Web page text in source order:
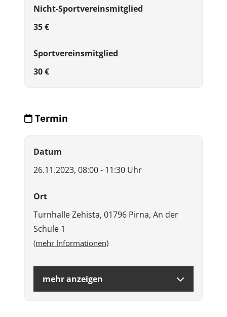
Nicht-Sportvereinsmitglied
35 €
Sportvereinsmitglied
30 €
Termin
Datum
26.11.2023, 08:00 - 11:30 Uhr
Ort
Turnhalle Zehista, 01796 Pirna, An der
Schule 1
(mehr Informationen)
mehr anzeigen